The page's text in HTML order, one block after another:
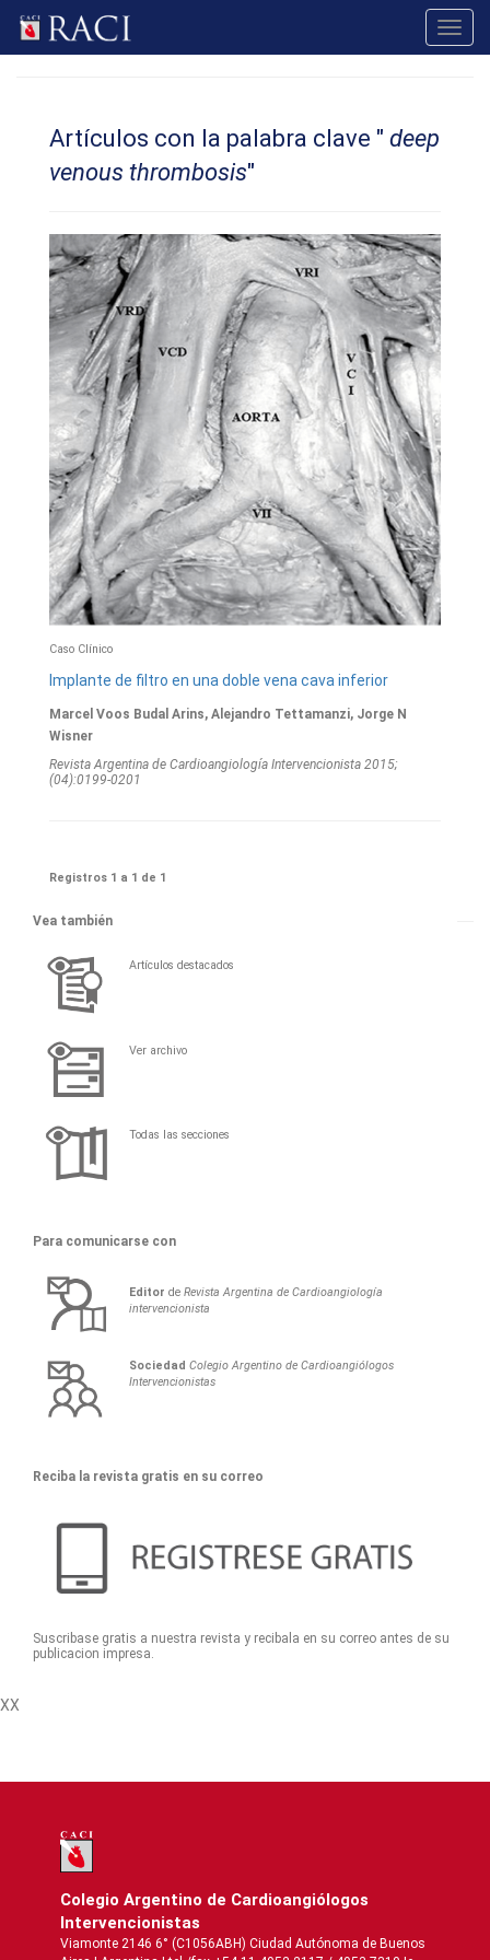
Artículos con la palabra clave " deep
venous thrombosis"
Caso Clínico
Implante de filtro en una doble vena cava inferior
Marcel Voos Budal Arins, Alejandro Tettamanzi, Jorge N
Wisner
Revista Argentina de Cardioangiologí­a Intervencionista 2015;
(04):0199-0201
Registros 1 a 1 de 1
Vea también
Artículos destacados
Ver archivo
Todas las secciones
Para comunicarse con
Editor deRevista Argentina de Cardioangiología
intervencionista
Sociedad Colegio Argentino de Cardioangiólogos
Intervencionistas
Reciba la revista gratis en su correo
Suscribase gratis a nuestra revista y recibala en su correo antes de su
publicacion impresa.
XX
Colegio Argentino de Cardioangiólogos
Intervencionistas
Viamonte 2146 6° (C1056ABH) Ciudad Autónoma de Buenos